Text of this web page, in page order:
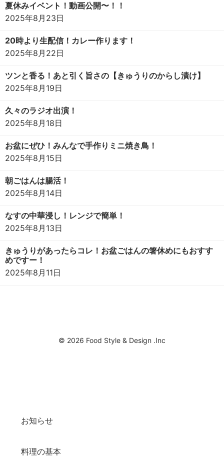
夏休みイベント！動画公開〜！！
2025年8月23日
20時より生配信！カレー作ります！
2025年8月22日
ツンと香る！あと引く旨さの【きゅうりのからし漬け】
2025年8月19日
久々のラジオ出演！
2025年8月18日
お盆にぜひ！みんなで手作りミニ焼き鳥！
2025年8月15日
朝ごはんは腸活！
2025年8月14日
なすの中華浸し！レンジで簡単！
2025年8月13日
きゅうりがあったらコレ！お盆ごはんの箸休めにもおすす
めですー！
2025年8月11日
© 2026 Food Style & Design .Inc
お知らせ
料理の基本